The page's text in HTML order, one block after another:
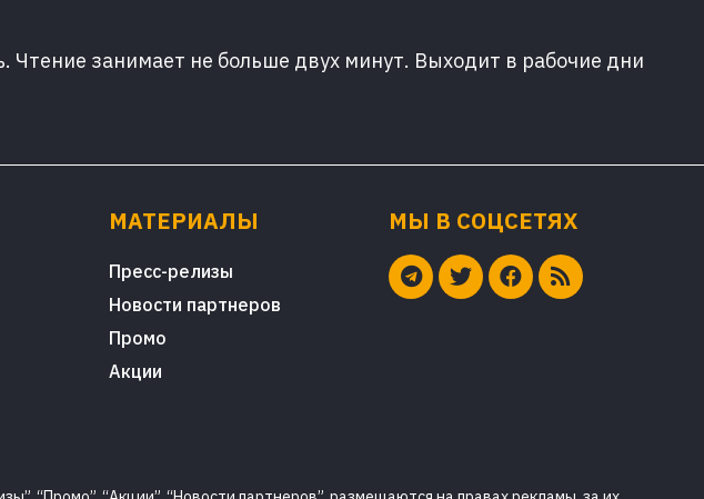
занимает не больше двух минут. Выходит в рабочие дни
МАТЕРИАЛЫ
Пресс-релизы
Новости партнеров
Промо
Акции
МЫ В СОЦСЕТЯХ